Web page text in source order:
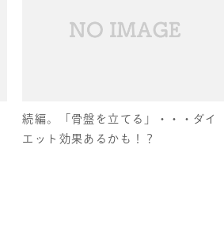
続編。「骨盤を立てる」・・・ダイ
エット効果あるかも！？